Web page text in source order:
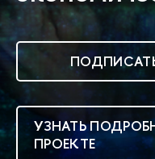
УЗНАТЬ
ПРОЕКТЕ